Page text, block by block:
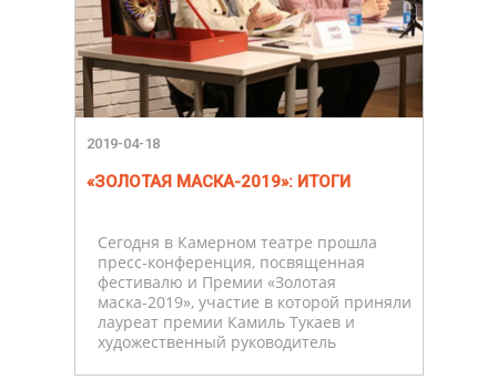
2019-04-18
«ЗОЛОТАЯ МАСКА-2019»: ИТОГИ
Сегодня в Камерном театре прошла
пресс-конференция, посвященная
фестивалю и Премии «Золотая
маска-2019», участие в которой приняли
лауреат премии Камиль Тукаев и
художественный руководитель